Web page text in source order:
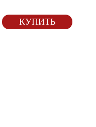
КУПИТЬ